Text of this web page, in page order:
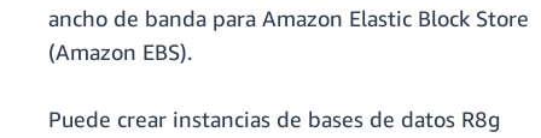
ancho de banda para Amazon Elastic Block Store
(Amazon EBS).
Puede crear instancias de bases de datos R8g